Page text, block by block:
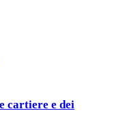
cartiere e dei